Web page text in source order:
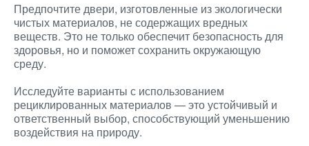
Предпочтите двери, изготовленные из экологически
чистых материалов, не содержащих вредных
веществ. Это не только обеспечит безопасность для
здоровья, но и поможет сохранить окружающую
среду.
Исследуйте варианты с использованием
рециклированных материалов — это устойчивый и
ответственный выбор, способствующий уменьшению
воздействия на природу.